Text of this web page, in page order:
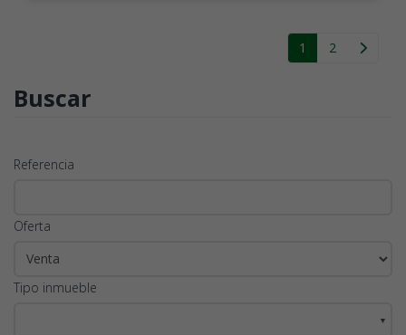
1 2
Buscar
Referencia
Oferta
Tipo inmueble
▼